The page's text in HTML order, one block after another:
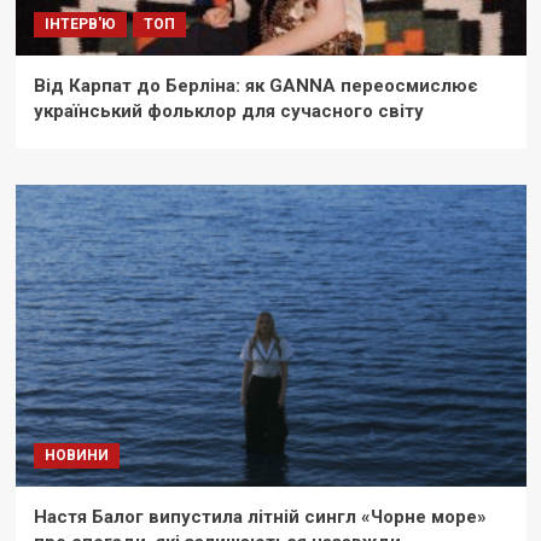
ІНТЕРВ'Ю ТОП
Від Карпат до Берліна: як GANNA переосмислює
український фольклор для сучасного світу
НОВИНИ
Настя Балог випустила літній сингл «Чорне море»